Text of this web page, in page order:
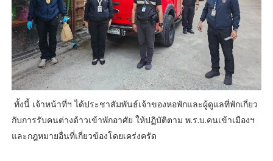
ทั้งนี้ เจ้าหน้าที่ฯ ได้ประชาสัมพันธ์เจ้าของหอพักและผู้ดูแลที่พักเกี่ยว
กับการรับคนต่างด้าวเข้าพักอาศัย ให้ปฏิบัติตาม พ.ร.บ.คนเข้าเมืองฯ
และกฎหมายอื่นที่เกี่ยวข้องโดยเคร่งครัด